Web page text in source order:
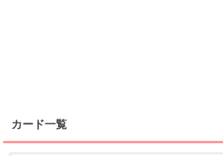
カード一覧